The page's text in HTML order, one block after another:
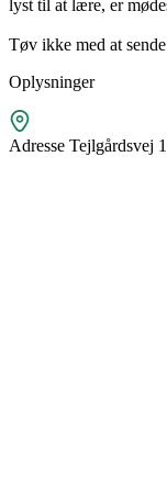
lyst til at lære, er
Tøv ikke med at
Oplysninger
Adresse Tejlgårdsvej